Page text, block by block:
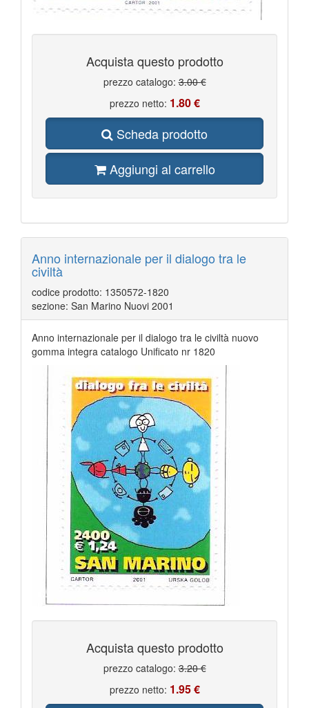
Acquista questo prodotto
prezzo catalogo:3.00 €
prezzo netto: 1.80 €
Scheda prodotto
Aggiungi al carrello
Anno internazionale per il dialogo tra le
civiltà
codice prodotto: 1350572-1820
sezione: San Marino Nuovi 2001
Anno internazionale per il dialogo tra le civiltà nuovo
gomma integra catalogo Unificato nr 1820
Acquista questo prodotto
prezzo catalogo:3.20 €
prezzo netto: 1.95 €